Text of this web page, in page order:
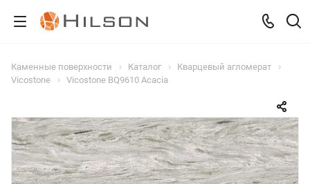
Каменные поверхности Каталог
Кварцевый агломерат
Vicostone
Vicostone BQ9610 Acacia